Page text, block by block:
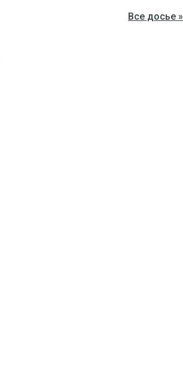
Все досье »